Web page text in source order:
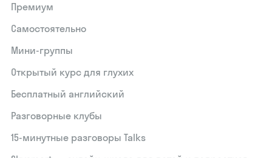
Премиум
Самостоятельно
Мини-группы
Открытый курс для глухих
Бесплатный английский
Разговорные клубы
15‑минутные разговоры Talks